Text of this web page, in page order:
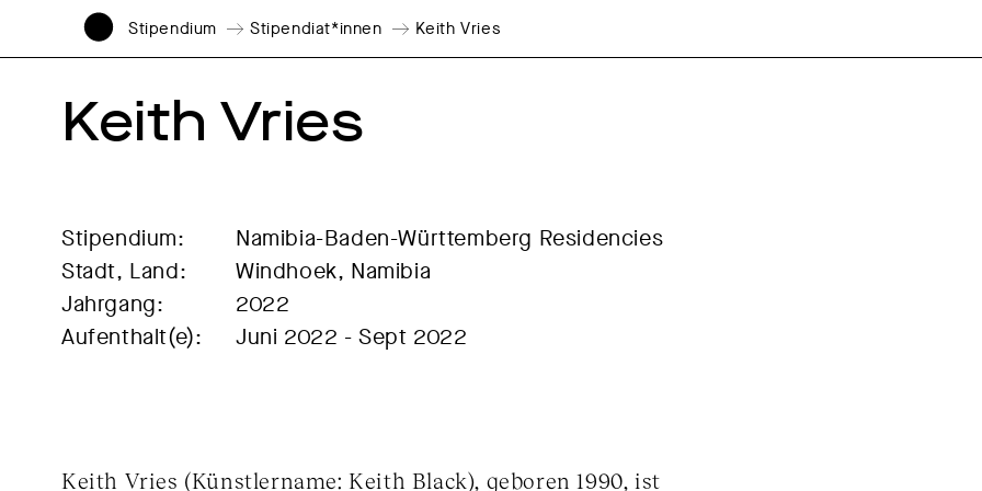
Stipendium Stipendiat*innen Keith Vries
Keith Vries
Stipendium:
Namibia-Baden-Württemberg Residencies
Stadt, Land:
Windhoek, Namibia
Jahrgang:
2022
Aufenthalt(e):
Juni 2022 - Sept 2022
Keith Vries (Künstlername: Keith Black), geboren 1990, ist